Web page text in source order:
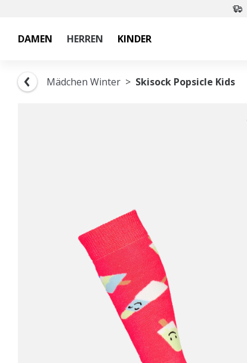
DAMEN HERREN KINDER
Mädchen Winter Skisock Popsicle Kids